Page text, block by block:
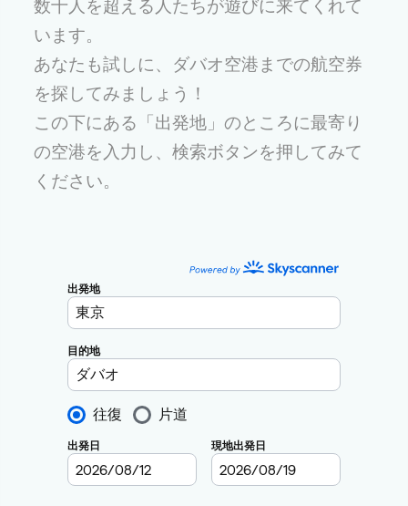
数十人を超える人たちが遊びに来てくれて
います。
あなたも試しに、ダバオ空港までの航空券
を探してみましょう！
この下にある「出発地」のところに最寄り
の空港を入力し、検索ボタンを押してみて
ください。